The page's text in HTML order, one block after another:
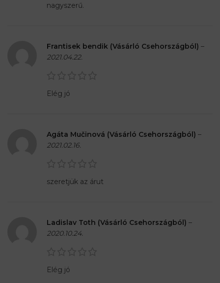
nagyszerű.
Frantisek bendik (Vásárló Csehországból) –
2021.04.22.
Elég jó
Agáta Mučinová (Vásárló Csehországból) –
2021.02.16.
szeretjük az árut
Ladislav Toth (Vásárló Csehországból) –
2020.10.24.
Elég jó